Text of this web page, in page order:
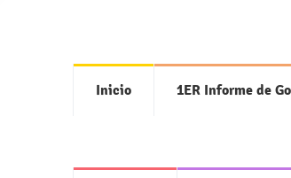
Inicio 1ER Informe de